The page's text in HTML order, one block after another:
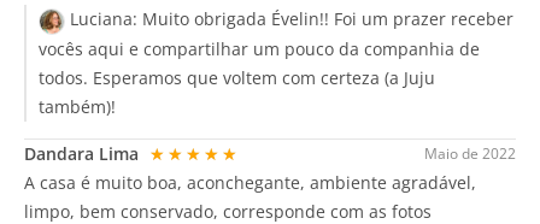
Luciana: Muito obrigada Évelin!! Foi um prazer receber
vocês aqui e compartilhar um pouco da companhia de
todos. Esperamos que voltem com certeza (a Juju
também)!
Maio de 2022
Dandara Lima ★★★★★
A casa é muito boa, aconchegante, ambiente agradável,
limpo, bem conservado, corresponde com as fotos